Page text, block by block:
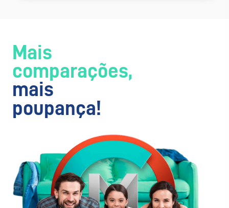
Mais
comparações,
mais
poupança!